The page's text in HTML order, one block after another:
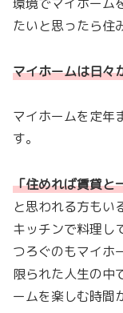
たいと思ったら住
マイホームは日々
マイホームを定年
す。
「住めれば賃貸と
と思われる方もい
キッチンで料理し
つろぐのもマイホ
限られた人生の中
ームを楽しむ時間